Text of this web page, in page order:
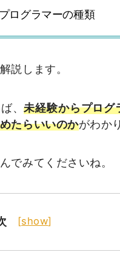
ログラマーの種類
説します。
、未経験からプログ
たらいいのかがわか
でみてくださいね。
[show]